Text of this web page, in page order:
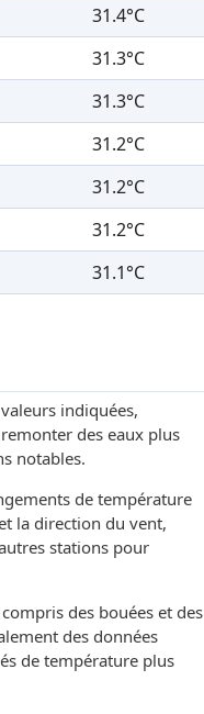
31.4°C
31.3°C
31.3°C
31.2°C
31.2°C
31.2°C
31.1°C
indiquées,
des eaux plus
notables.
de température
la direction du vent,
stations pour
des bouées et des
des données
de température plus